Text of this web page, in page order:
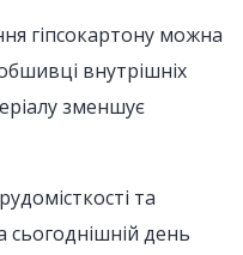
гіпсокартону можна
внутрішніх
зменшує
та
сьогоднішній день